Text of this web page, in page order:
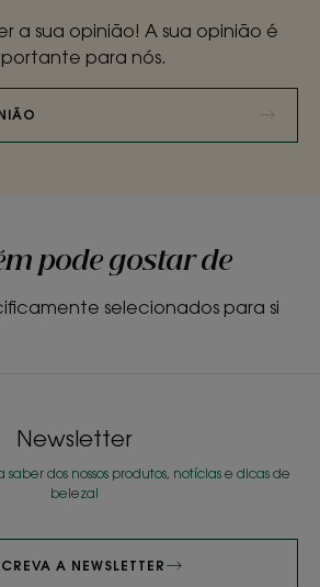
a sua opinião! A sua opinião é
para nós.
pode gostar de
selecionados para si
Newsletter
saber dos nossos produtos, notícias e dicas de
beleza!
A NEWSLETTER